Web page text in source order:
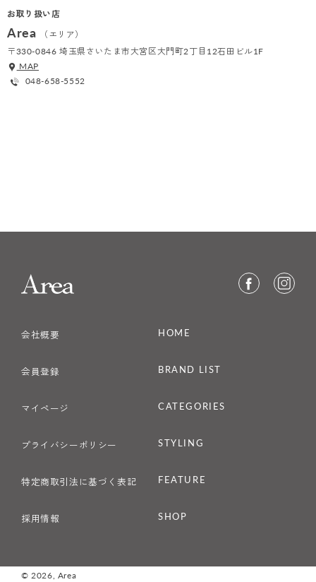
お取り扱い店
Area
（エリア）
〒330-0846 埼玉県さいたま市大宮区大門町2丁目12石田ビル1F
MAP
048-658-5552
会社概要
会員登録
マイページ
プライバシーポリシー
特定商取引法に基づく表記
採用情報
HOME
BRAND LIST
CATEGORIES
STYLING
FEATURE
SHOP
© 2026, Area